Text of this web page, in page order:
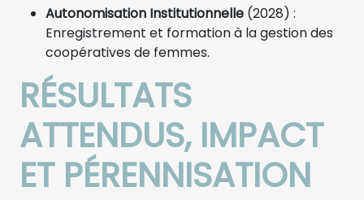
Autonomisation Institutionnelle (2028) :
Enregistrement et formation à la gestion des
coopératives de femmes.
RÉSULTATS
ATTENDUS, IMPACT
ET PÉRENNISATION